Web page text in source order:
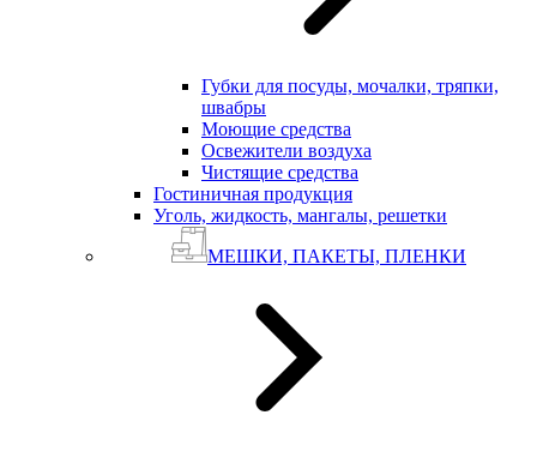
Губки для посуды, мочалки, тряпки,
швабры
Моющие средства
Освежители воздуха
Чистящие средства
Гостиничная продукция
Уголь, жидкость, мангалы, решетки
МЕШКИ, ПАКЕТЫ, ПЛЕНКИ